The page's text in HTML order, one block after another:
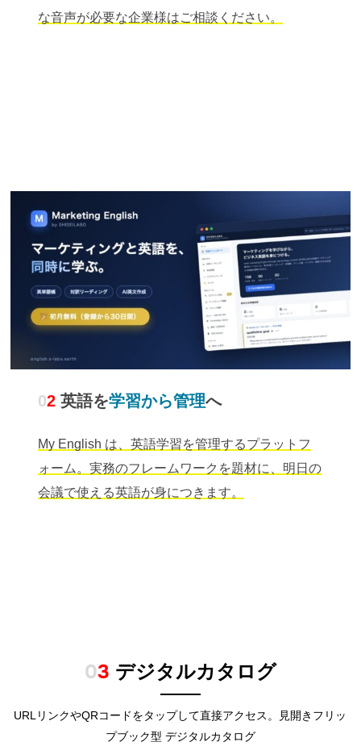
な音声が必要な企業様はご相談ください。
02 英語を学習から管理へ
My English は、英語学習を管理するプラットフ
ォーム。実務のフレームワークを題材に、明日の
会議で使える英語が身につきます。
03 デジタルカタログ
URLリンクやQRコードをタップして直接アクセス。見開きフリッ
プブック型 デジタルカタログ